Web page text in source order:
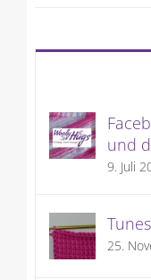
und
9. Juli
25.